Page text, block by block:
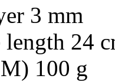
3 mm
length 24
100 g